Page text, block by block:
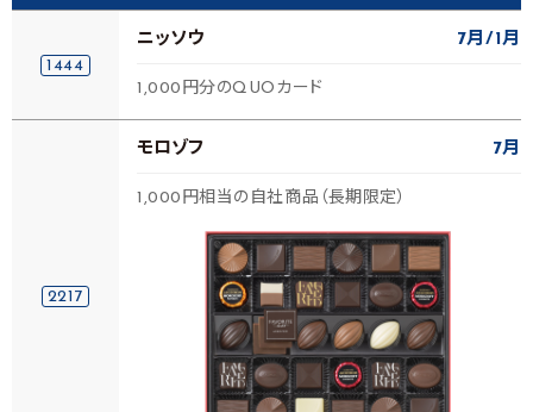
1444
ニッソウ 7月 1月
1,000円分のQUOカード
2217
モロゾフ 7月
1,000円相当の自社商品（長期限定）